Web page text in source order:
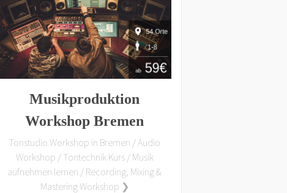
Musikproduktion
Workshop Bremen
Tonstudio Workshop in Bremen / Audio
Workshop / Tontechnik Kurs / Musik
aufnehmen lernen / Recording, Mixing &
Mastering Workshop ❯